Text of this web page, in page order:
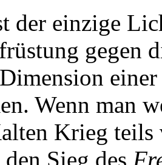
der einzige
gegen
Wenn man
Krieg teils
den Sieg des